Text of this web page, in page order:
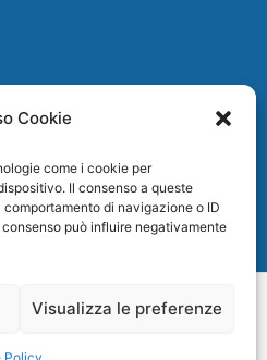
Cookie
come i cookie per
Il consenso a queste
di navigazione o ID
può influire negativamente
Visualizza le preferenze